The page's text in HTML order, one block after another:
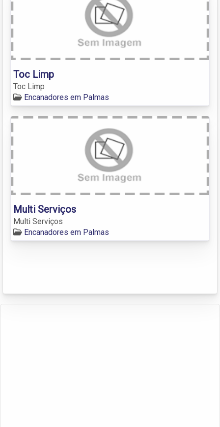
Toc Limp
Toc Limp
Encanadores em Palmas
Multi Serviços
Multi Serviços
Encanadores em Palmas